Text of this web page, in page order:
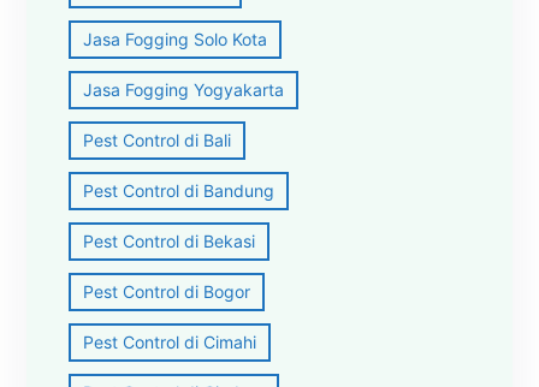
Jasa Fogging Solo Kota
Jasa Fogging Yogyakarta
Pest Control di Bali
Pest Control di Bandung
Pest Control di Bekasi
Pest Control di Bogor
Pest Control di Cimahi